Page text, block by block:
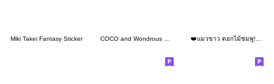
Miki Takei Fantasy Sticker COCO and Wondrous Gang 32 ❤️แมวขาว ดอกไม้ชมพู!❤️(No Text)